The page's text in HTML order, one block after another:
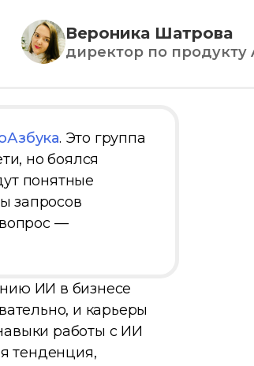
Вероника Шатрова
директор по продукту
. Это группа
но боялся
понятные
запросов
—
ИИ в бизнесе
и карьеры
работы с ИИ
тенденция,